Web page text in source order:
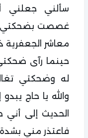
سألني جعلني
غصصت بضحكتي،
معاشر الجعفرية
حينما رآى
له وضحكتي
والله يا حاج
الحديث إلى
فاعتذر مني